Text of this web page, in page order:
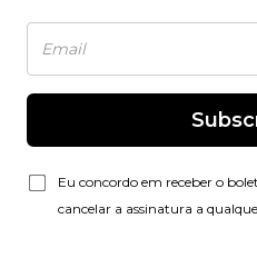
Eu concordo em receber o
cancelar a assinatura a